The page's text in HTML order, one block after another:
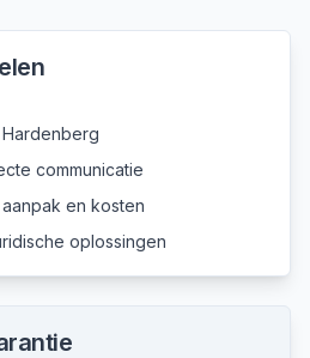
communicatie
en kosten
oplossingen